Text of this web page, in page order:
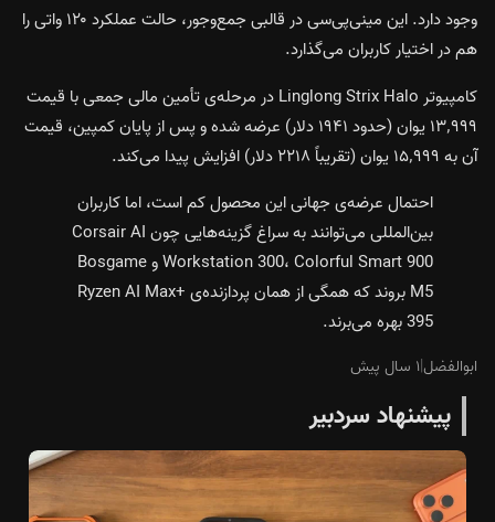
وجود دارد. این مینی‌پی‌سی در قالبی جمع‌وجور، حالت عملکرد ۱۲۰ واتی را
هم در اختیار کاربران می‌گذارد.
کامپیوتر Linglong Strix Halo در مرحله‌ی تأمین مالی جمعی با قیمت
۱۳٬۹۹۹ یوان (حدود ۱۹۴۱ دلار) عرضه شده و پس از پایان کمپین، قیمت
آن به ۱۵٬۹۹۹ یوان (تقریباً ۲۲۱۸ دلار) افزایش پیدا می‌کند.
احتمال عرضه‌ی جهانی این محصول کم است، اما کاربران
بین‌المللی می‌توانند به سراغ گزینه‌هایی چون Corsair AI
Workstation 300، Colorful Smart 900 و Bosgame
M5 بروند که همگی از همان پردازنده‌ی Ryzen AI Max+
395 بهره می‌برند.
ابوالفضل|۱ سال پیش
پیشنهاد سردبیر